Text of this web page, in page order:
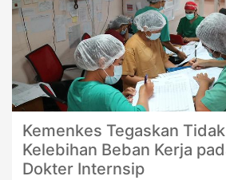
Kemenkes Tegaskan
Kelebihan Beban Kerja
Dokter Internsip